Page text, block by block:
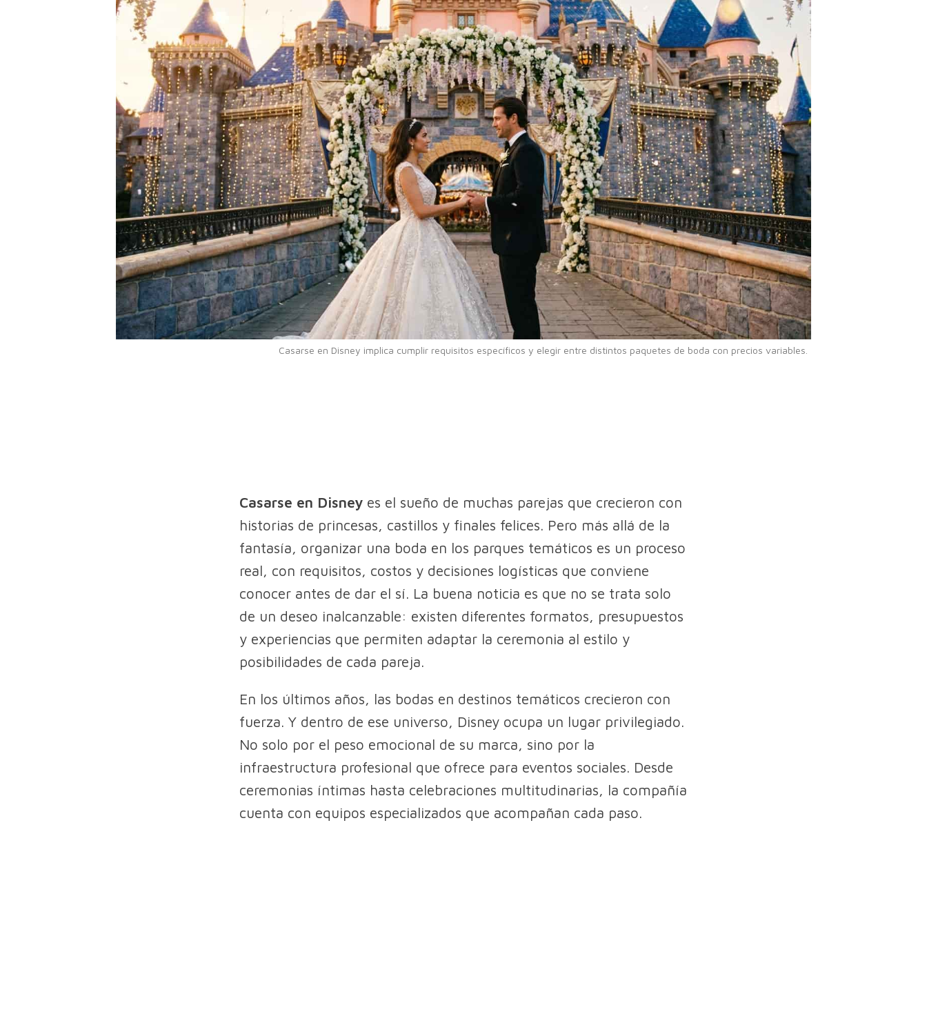
Casarse en Disney implica cumplir requisitos específicos y elegir entre distintos paquetes de boda con precios variables.
Casarse en Disney es el sueño de muchas parejas que crecieron con
historias de princesas, castillos y finales felices. Pero más allá de la
fantasía, organizar una boda en los parques temáticos es un proceso
real, con requisitos, costos y decisiones logísticas que conviene
conocer antes de dar el sí. La buena noticia es que no se trata solo
de un deseo inalcanzable: existen diferentes formatos, presupuestos
y experiencias que permiten adaptar la ceremonia al estilo y
posibilidades de cada pareja.
En los últimos años, las bodas en destinos temáticos crecieron con
fuerza. Y dentro de ese universo, Disney ocupa un lugar privilegiado.
No solo por el peso emocional de su marca, sino por la
infraestructura profesional que ofrece para eventos sociales. Desde
ceremonias íntimas hasta celebraciones multitudinarias, la compañía
cuenta con equipos especializados que acompañan cada paso.